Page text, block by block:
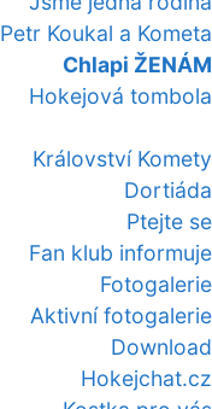
Petr Koukal a Kometa
Chlapi ŽENÁM
Hokejová tombola
Království Komety
Dortiáda
Ptejte se
Fan klub informuje
Fotogalerie
Aktivní fotogalerie
Download
Hokejchat.cz